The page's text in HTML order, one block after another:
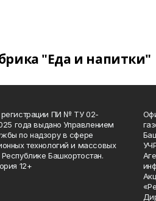
"Еда и напитки"
ПИ № ТУ 02-
года выдано Управлением
по надзору в сфере
технологий и массовых
Башкортостан.
12+